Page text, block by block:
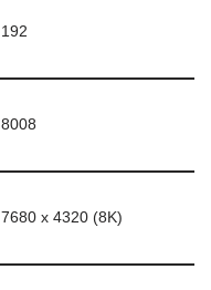
192
8008
7680 x 4320 (8K)